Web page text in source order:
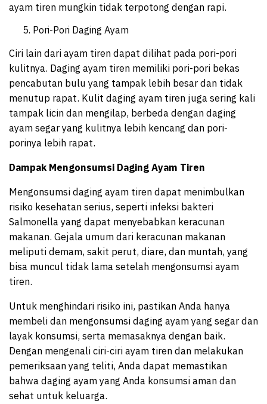
ayam tiren mungkin tidak terpotong dengan rapi.
Pori-Pori Daging Ayam
Ciri lain dari ayam tiren dapat dilihat pada pori-pori
kulitnya. Daging ayam tiren memiliki pori-pori bekas
pencabutan bulu yang tampak lebih besar dan tidak
menutup rapat. Kulit daging ayam tiren juga sering kali
tampak licin dan mengilap, berbeda dengan daging
ayam segar yang kulitnya lebih kencang dan pori-
porinya lebih rapat.
Dampak Mengonsumsi Daging Ayam Tiren
Mengonsumsi daging ayam tiren dapat menimbulkan
risiko kesehatan serius, seperti infeksi bakteri
Salmonella yang dapat menyebabkan keracunan
makanan. Gejala umum dari keracunan makanan
meliputi demam, sakit perut, diare, dan muntah, yang
bisa muncul tidak lama setelah mengonsumsi ayam
tiren.
Untuk menghindari risiko ini, pastikan Anda hanya
membeli dan mengonsumsi daging ayam yang segar dan
layak konsumsi, serta memasaknya dengan baik.
Dengan mengenali ciri-ciri ayam tiren dan melakukan
pemeriksaan yang teliti, Anda dapat memastikan
bahwa daging ayam yang Anda konsumsi aman dan
sehat untuk keluarga.